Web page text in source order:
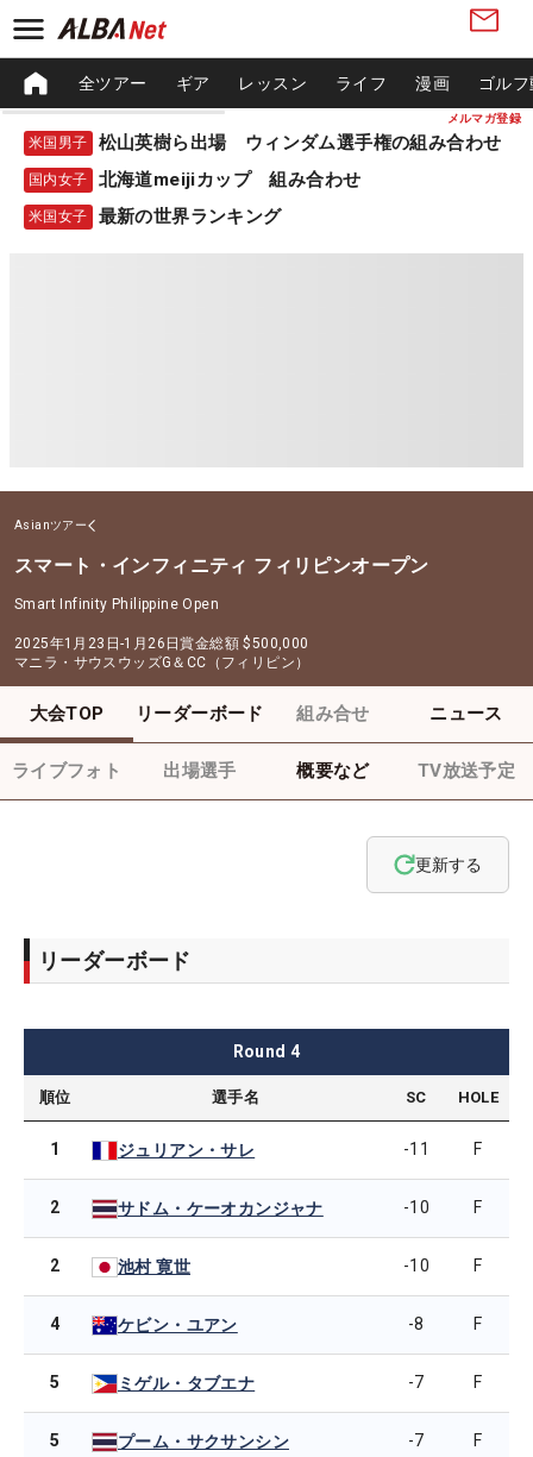
メルマガ登録
全ツアー ギア レッスン ライフ 漫画 ゴル
米国男子 松山英樹ら出場 ウィンダム選手権の組み合わせ
国内女子 北海道meijiカップ 組み合わせ
米国女子 最新の世界ランキング
Asianツアー
スマート・インフィニティ フィリピンオープン
Smart Infinity Philippine Open
2025年1月23日-1月26日賞金総額 $500,000
マニラ・サウスウッズG＆CC（フィリピン）
大会TOP リーダーボード 組み合せ ニュース
ライブフォト 出場選手 概要など TV放送予定
更新する
リーダーボード
Round 4
順位 選手名 SC HOLE
1 ジュリアン・サレ -11 F
2 サドム・ケーオカンジャナ -10 F
2 池村 寛世 -10 F
4 ケビン・ユアン -8 F
5 ミゲル・タブエナ -7 F
5 プーム・サクサンシン -7 F